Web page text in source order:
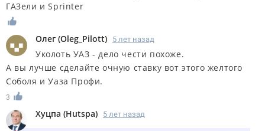
ГАЗели и Sprinter
Олег (Oleg_Pilott) 5 лет назад
Уколоть УАЗ - дело чести похоже.
А вы лучше сделайте очную ставку вот этого желтого
Соболя и Уаза Профи.
3
Хуцпа (Hutspa) 5 лет назад